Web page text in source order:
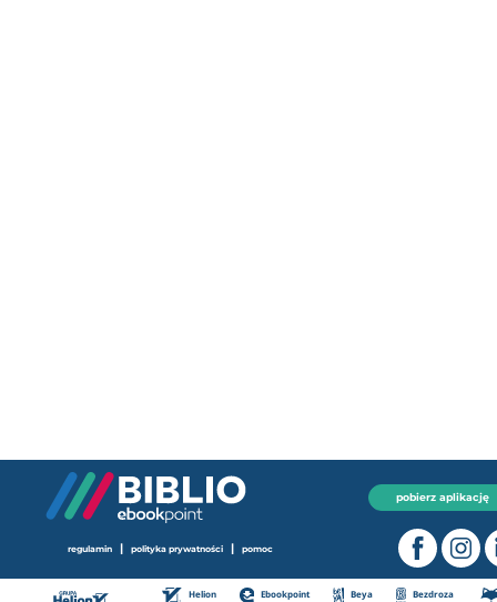
pobierz aplikację
regulamin | polityka prywatności | pomoc
Helion Ebookpoint Beya Bezdroza